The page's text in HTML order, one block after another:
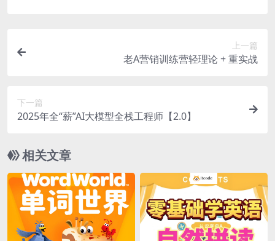
上一篇
老A营销训练营轻理论 + 重实战
下一篇
2025年全“薪”AI大模型全栈工程师【2.0】
相关文章